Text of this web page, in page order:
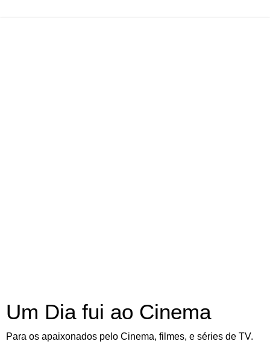
Um Dia fui ao Cinema
Para os apaixonados pelo Cinema, filmes, e séries de TV.